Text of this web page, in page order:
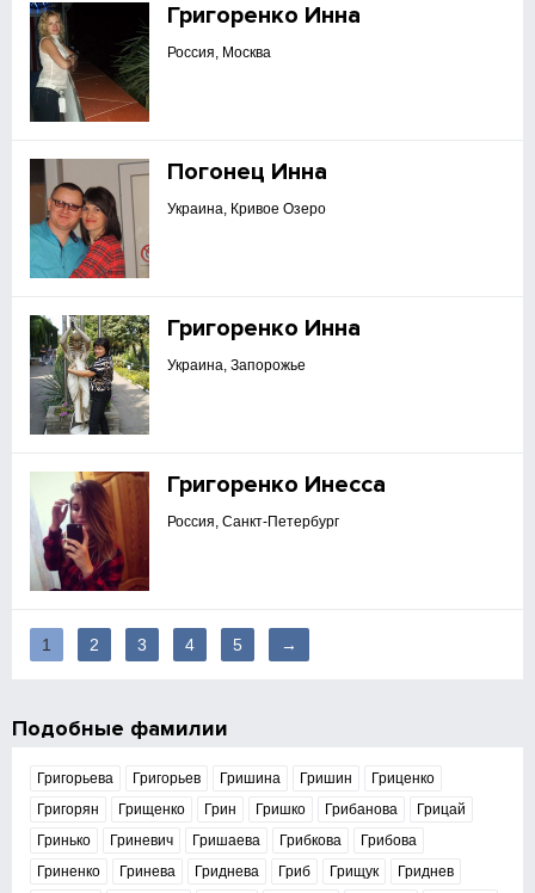
Григоренко Инна
Россия, Москва
Погонец Инна
Украина, Кривое Озеро
Григоренко Инна
Украина, Запорожье
Григоренко Инесса
Россия, Санкт-Петербург
1 2 3 4 5 →
Подобные фамилии
Григорьева Григорьев Гришина Гришин
Гриценко
Григорян
Грищенко Грин Гришко Грибанова
Грицай
Гринько
Гриневич Гришаева Грибкова
Грибова
Гриненко
Гринева Гриднева Гриб Грищук
Гриднев